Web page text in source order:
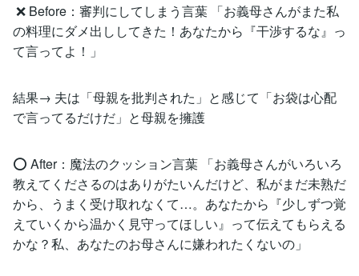
❌ Before：審判にしてしまう言葉 「お義母さんがまた私
の料理にダメ出ししてきた！あなたから『干渉するな』っ
て言ってよ！」
結果→ 夫は「母親を批判された」と感じて「お袋は心配
で言ってるだけだ」と母親を擁護
⭕ After：魔法のクッション言葉 「お義母さんがいろいろ
教えてくださるのはありがたいんだけど、私がまだ未熟だ
から、うまく受け取れなくて…。あなたから『少しずつ覚
えていくから温かく見守ってほしい』って伝えてもらえる
かな？私、あなたのお母さんに嫌われたくないの」